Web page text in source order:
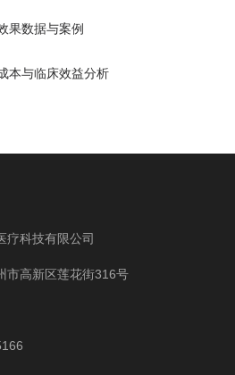
果数据与案例
本与临床效益分析
疗科技有限公司
市高新区莲花街316号